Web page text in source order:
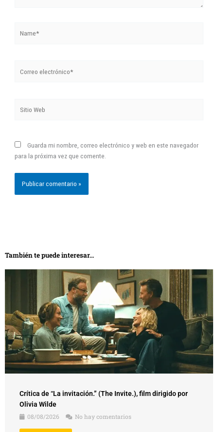
electrónico*
Web
Guarda mi nombre, correo electrónico y web en este navegador
para la próxima vez que comente.
También te puede interesar...
Crítica de “La invitación.” (The Invite.), film dirigido por
Olivia Wilde
08/08/2026
No hay comentarios